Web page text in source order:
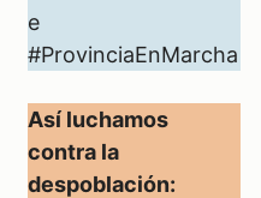
e
#ProvinciaEnMarcha
Así luchamos
contra la
despoblación: